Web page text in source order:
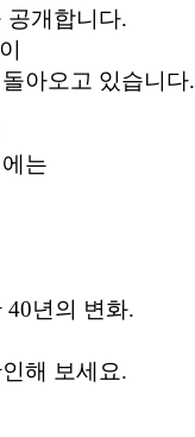
공개합니다.
아오고 있습니다.
는
년의 변화.
해 보세요.